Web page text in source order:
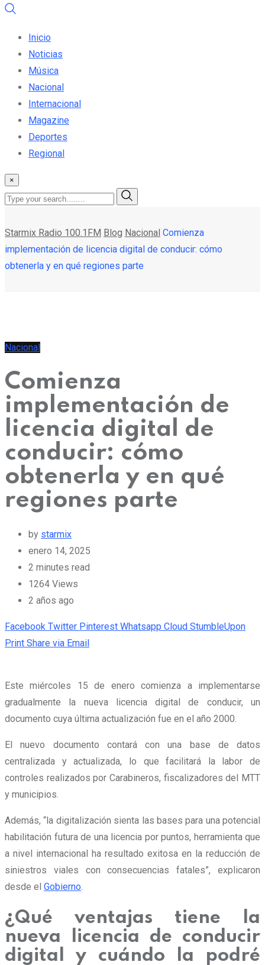
Inicio
Noticias
Música
Nacional
Internacional
Magazine
Deportes
Regional
×
Starmix Radio 100.1FM Blog Nacional Comienza
implementación de licencia digital de conducir: cómo
obtenerla y en qué regiones parte
Nacional
Comienza
implementación de
licencia digital de
conducir: cómo
obtenerla y en qué
regiones parte
by starmix
enero 14, 2025
2 minutes read
1264 Views
2 años ago
Facebook Twitter Pinterest Whatsapp Cloud StumbleUpon
Print Share via Email
Este miércoles 15 de enero comienza a implementarse
gradualmente la nueva licencia digital de conducir, un
documento cuya última actualización fue en el año 2000.
El nuevo documento contará con una base de datos
centralizada y actualizada, lo que facilitará la labor de
controles realizados por Carabineros, fiscalizadores del MTT
y municipios.
Además, “la digitalización sienta las bases para una potencial
habilitación futura de una licencia por puntos, herramienta que
a nivel internacional ha resultado exitosa en la reducción de
siniestros viales con consecuencias fatales”, explicaron
desde el Gobierno
¿Qué ventajas tiene la
nueva licencia de conducir
digital y cuándo la podré